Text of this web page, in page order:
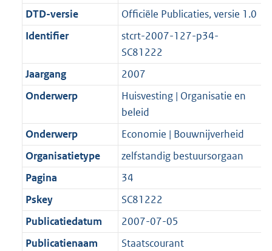
i
n
f
m
a
t
K
b
e
i
n
r
m
a
K
b
i
e
i
o
r
a
t
2
K
b
r
o
o
t
e
2
K
b
g
r
o
t
:
2
K
DTD-versie
Officiële Publicaties, versie 1.0
Identifier
stcrt-2007-127-p34-
SC81222
Jaargang
2007
Onderwerp
Huisvesting | Organisatie en
beleid
Onderwerp
Economie | Bouwnijverheid
Organisatietype
zelfstandig bestuursorgaan
Pagina
34
Pskey
SC81222
Publicatiedatum
2007-07-05
Publicatienaam
Staatscourant